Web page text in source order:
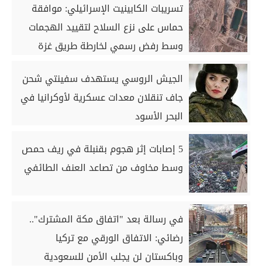
تسريبات الكابينيت الإسرائيلي: موافقة
حماس على نزع السلاح لتقييد الهجمات
وسط رفض رسمي لخارطة طريق غزة
الجيش الروسي يستهدف سفينتي شحن
جاف تنقلان معدات عسكرية لأوكرانيا في
البحر الأسود
5 إصابات إثر هجوم بقنبلة في ريف حمص
وسط مخاوف من تصاعد العنف الطائفي
في رسالة بعد "اتفاق مكة المشترك"..
رضائي: الاتفاق الورقي مع تركيا
وباكستان لن يجلب الأمن للسعودية